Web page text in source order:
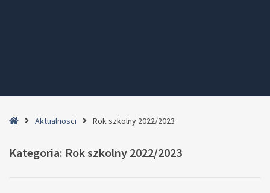
HomeAktualnosci Rok szkolny 2022/2023
Kategoria: Rok szkolny 2022/2023